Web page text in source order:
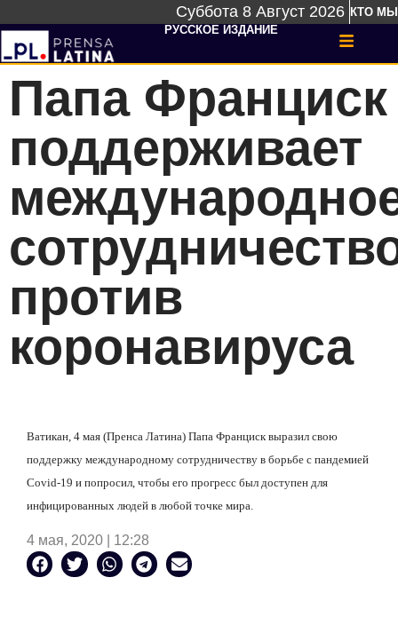
Суббота 8 Август 2026 КТО МЫ
РУССКОЕ ИЗДАНИЕ
Папа Франциск
поддерживает
против
коронавируса
Ватикан, 4 мая (Пренса Латина) Папа Франциск выразил свою
поддержку международному сотрудничеству в борьбе с пандемией
Covid-19 и попросил, чтобы его прогресс был доступен для
инфицированных людей в любой точке мира.
4 мая, 2020 | 12:28